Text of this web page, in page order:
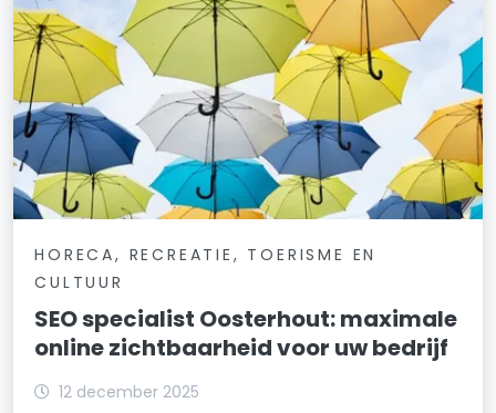
HORECA, RECREATIE, TOERISME EN
CULTUUR
SEO specialist Oosterhout: maximale
online zichtbaarheid voor uw bedrijf
12 december 2025